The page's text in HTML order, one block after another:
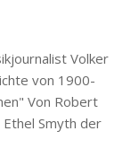
Volker
von 1900-
Von Robert
Smyth der